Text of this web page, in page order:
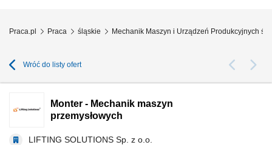
Praca.pl Praca śląskie Mechanik Maszyn i Urządzeń Produkcyjnych
Wróć do listy ofert
Monter - Mechanik maszyn
przemysłowych
LIFTING SOLUTIONS Sp. z o.o.